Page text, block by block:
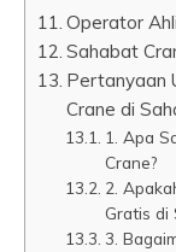
Operator
Sahabat
Pertanyaan
Crane di
1. Apa
Crane?
2.
Gratis di
3.